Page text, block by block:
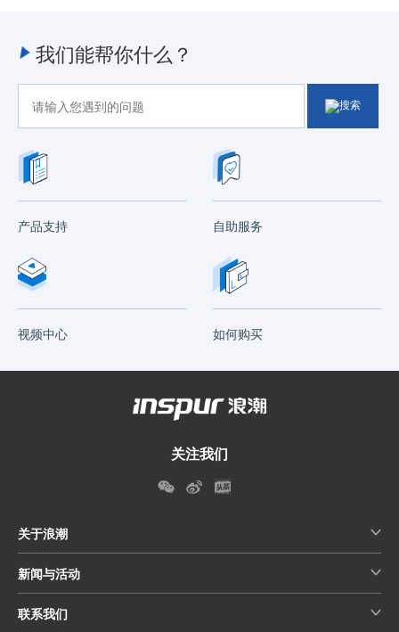
我们能帮你什么？
产品支持 自助服务
视频中心 如何购买
关注我们
关于浪潮
新闻与活动
联系我们